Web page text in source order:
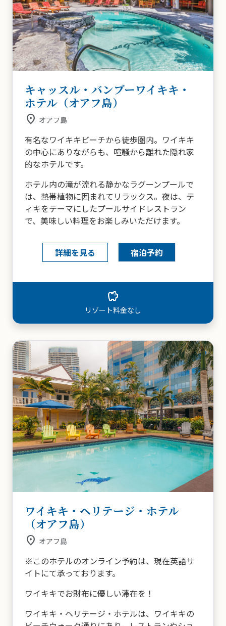
キャッスル・バンブーワイキキ・
ホテル（オアフ島）
place オアフ島
有名なワイキキビーチから徒歩圏内。ワイキキ
の中心にありながらも、喧騒から離れた隠れ家
的なホテルです。
ホテル内の滝が流れる静かなラグーンプールで
は、熱帯植物に囲まれてリラックス。夜は、テ
ィキをテーマにしたプールサイドレストラン
で、美味しい料理をお楽しみいただけます。
詳細を見る 宿泊予約
local_mall
ショッピング徒歩圏内
ワイキキ・ヘリテージ・ホテル
（オアフ島）
place オアフ島
※このホテルのオンライン予約は、現在英語サ
イトにて承っております。
ワイキキでお財布に優しい滞在を！
ワイキキ・ヘリテージ・ホテルは、ワイキキの